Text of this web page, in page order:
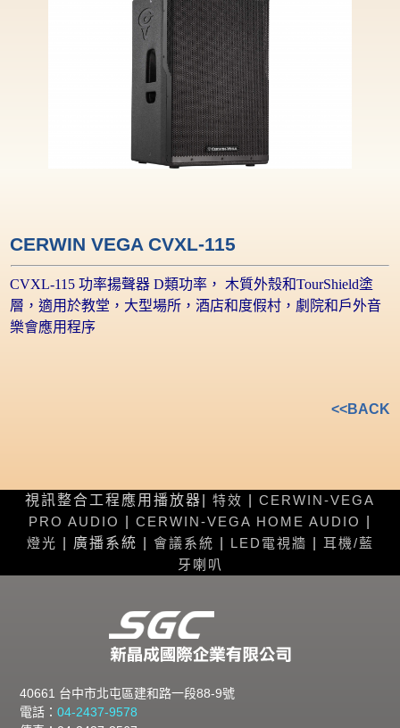
CERWIN VEGA CVXL-115
CVXL-115 功率揚聲器 D類功率 ，
木質外殼和TourShield塗
層，適用於教堂，大型場所，酒店和度假村，劇院和戶外音
樂會應用程序
<<BACK
視訊整合工程應用播放器| 特效
CERWIN-VEGA
PRO AUDIO
CERWIN-VEGA HOME AUDIO
燈光 | 廣播系統 | 會議系統 LED電視牆
耳機/藍
牙喇叭
40661 台中市北屯區建和路一段88-9號
電話：04-2437-9578